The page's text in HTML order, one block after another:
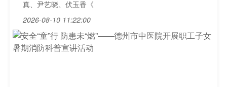
真、尹艺晓、伏玉香《
2026-08-10 11:22:00